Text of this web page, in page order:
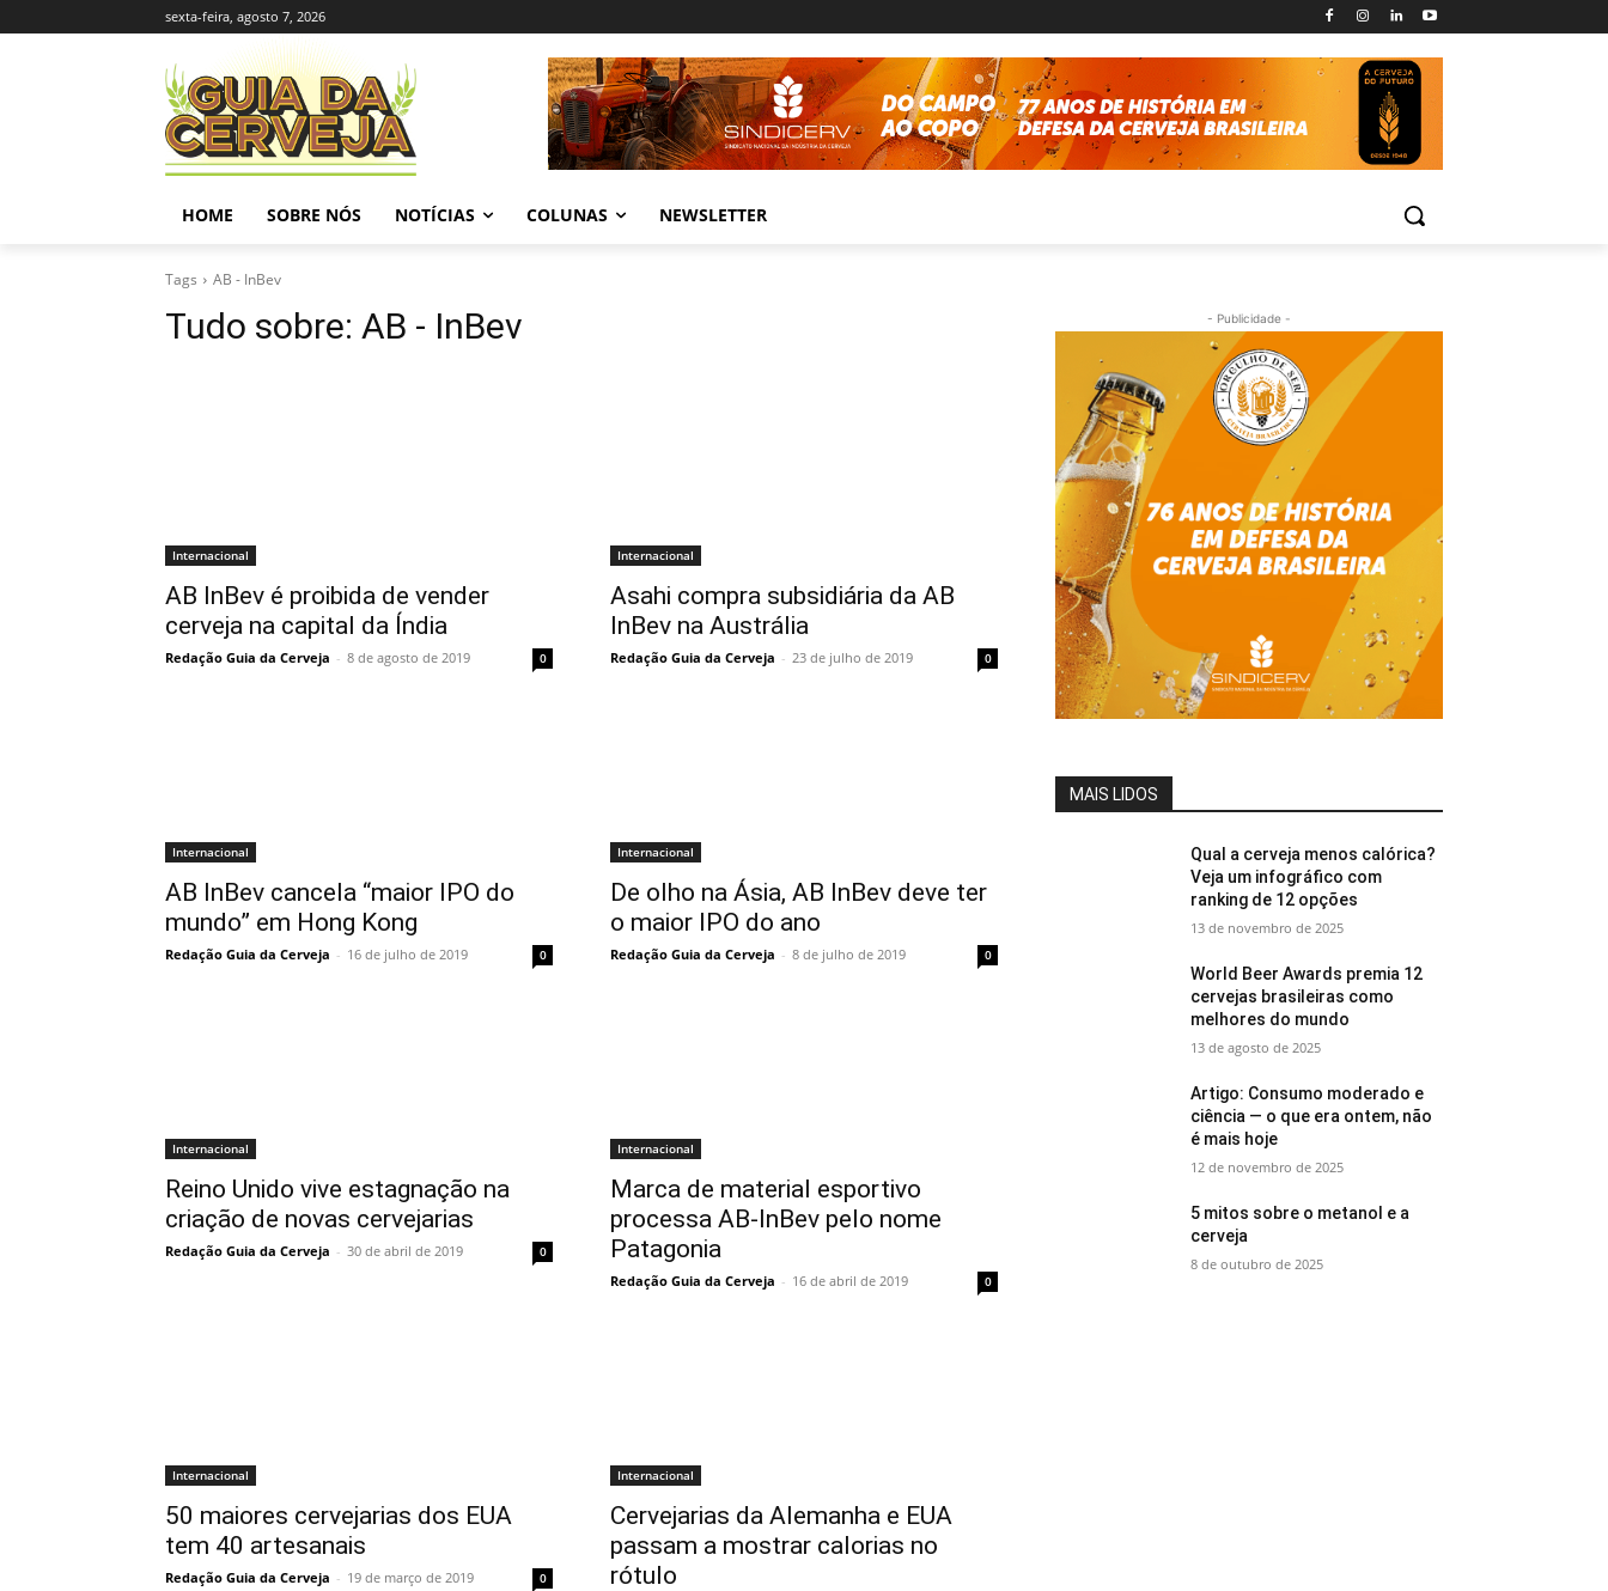
sexta-feira, agosto 7, 2026
HOME SOBRE NÓS NOTÍCIAS COLUNAS NEWSLETTER
Tags AB - InBev
Tudo sobre: AB - InBev
Internacional
AB InBev é proibida de vender
cerveja na capital da Índia
Redação Guia da Cerveja - 8 de agosto de 2019 0
Internacional
Asahi compra subsidiária da AB
InBev na Austrália
Redação Guia da Cerveja - 23 de julho de 2019 0
Internacional
AB InBev cancela “maior IPO do
mundo” em Hong Kong
Redação Guia da Cerveja - 16 de julho de 2019 0
Internacional
De olho na Ásia, AB InBev deve ter
o maior IPO do ano
Redação Guia da Cerveja - 8 de julho de 2019 0
Internacional
Reino Unido vive estagnação na
criação de novas cervejarias
Redação Guia da Cerveja - 30 de abril de 2019 0
Internacional
Marca de material esportivo
processa AB-InBev pelo nome
Patagonia
Redação Guia da Cerveja - 16 de abril de 2019 0
Internacional
50 maiores cervejarias dos EUA
tem 40 artesanais
Redação Guia da Cerveja - 19 de março de 2019 0
Internacional
Cervejarias da Alemanha e EUA
passam a mostrar calorias no
rótulo
- Publicidade -
MAIS LIDOS
Qual a cerveja menos calórica?
Veja um infográfico com
ranking de 12 opções
13 de novembro de 2025
World Beer Awards premia 12
cervejas brasileiras como
melhores do mundo
13 de agosto de 2025
Artigo: Consumo moderado e
ciência — o que era ontem, não
é mais hoje
12 de novembro de 2025
5 mitos sobre o metanol e a
cerveja
8 de outubro de 2025